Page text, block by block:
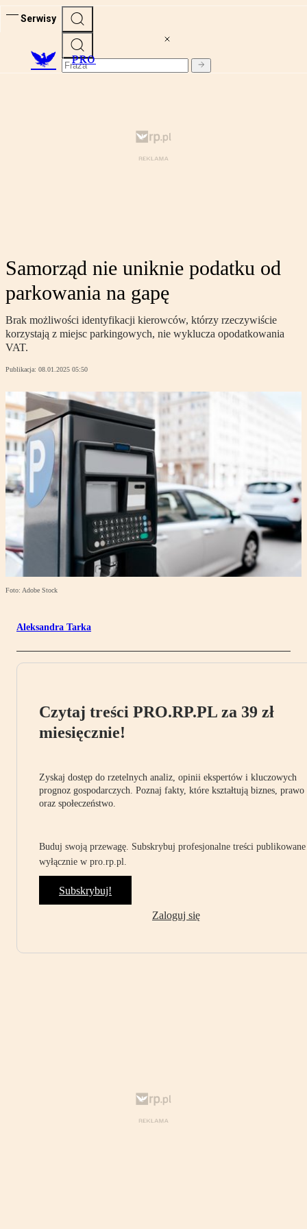
Serwisy
PRO
Samorząd nie uniknie podatku od
parkowania na gapę
Brak możliwości identyfikacji kierowców, którzy rzeczywiście
korzystają z miejsc parkingowych, nie wyklucza opodatkowania
VAT.
Publikacja: 08.01.2025 05:50
Foto: Adobe Stock
Aleksandra Tarka
Czytaj treści PRO.RP.PL za 39 zł
miesięcznie!
Zyskaj dostęp do rzetelnych analiz, opinii ekspertów i kluczowych
prognoz gospodarczych. Poznaj fakty, które kształtują biznes, prawo
oraz społeczeństwo.
Buduj swoją przewagę. Subskrybuj profesjonalne treści publikowane
wyłącznie w pro.rp.pl.
Subskrybuj!
Zaloguj się